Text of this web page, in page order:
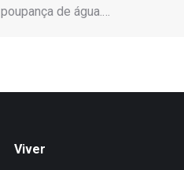
poupança de água.…
Viver